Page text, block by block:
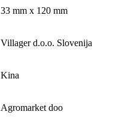
33 mm x 120 mm
Villager d.o.o. Slovenija
Kina
Agromarket doo